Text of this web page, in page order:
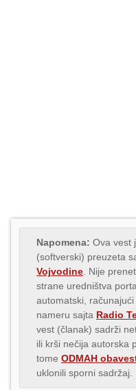
Napomena: Ova vest
(softverski) preuzeta
Vojvodine . Nije
strane uredništva
automatski,
nameru sajta Radio
vest (članak) sadrži
ili krši nečija autorska
tome ODMAH
uklonili sporni sadržaj.